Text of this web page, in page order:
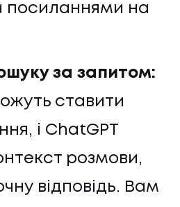
посиланнями на
за запитом:
ставити
і ChatGPT
розмови,
відповідь. Вам